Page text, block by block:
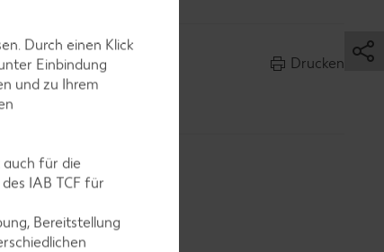
Drucken
Durch einen Klick
Einbindung
und zu Ihrem
auch für die
IAB TCF für
Bereitstellung